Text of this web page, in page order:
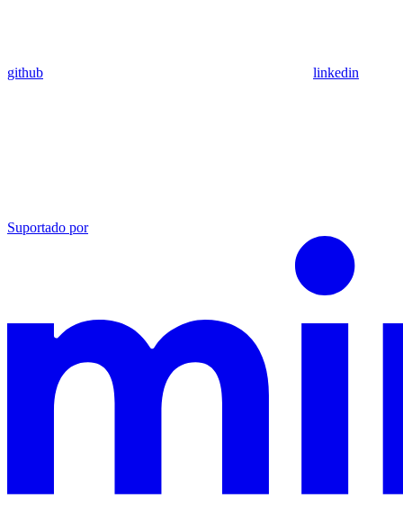
github linkedin
Suportado por